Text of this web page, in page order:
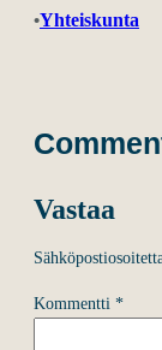
•Yhteiskunta
Vastaa
Kommentti *